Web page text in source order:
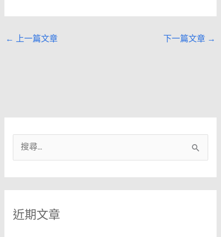
← 上一篇文章 下一篇文章 →
尋
關
字
近期文章